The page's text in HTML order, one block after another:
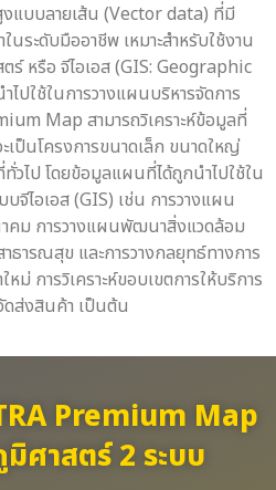
แบบลายเส้น (Vector data) ที่มี
นระดับมืออาชีพ เหมาะสำหรับใช้งาน
ร์ หรือ จีไอเอส (GIS: Geographic
ปใช้ในการวางแผนบริหารจัดการ
Map สามารถวิเคราะห์ข้อมูลที่
เป็นโครงการขนาดเล็ก ขนาดใหญ่
วไป โดยข้อมูลแผนที่ได้ถูกนำไปใช้ใน
จีไอเอส (GIS) เช่น การวางแผน
ม การวางแผนพัฒนาสิ่งแวดล้อม
ธารณสุข และการวางกลยุทธ์ทางการ
ม่ การวิเคราะห์ขอบเขตการให้บริการ
ดส่งสินค้า เป็นต้น
Premium Map
ศาสตร์ 2 ระบบ